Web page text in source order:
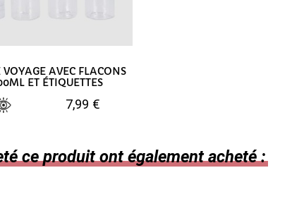
VOYAGE AVEC FLACONS
ET ÉTIQUETTES
7,99 €
ce produit ont également acheté :